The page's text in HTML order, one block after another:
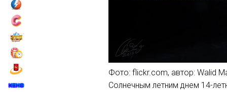
Фото: flickr.com, автор: Walid
Солнечным летним днем 14-